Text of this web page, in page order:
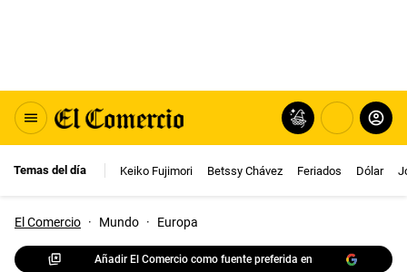
Temas del día Keiko Fujimori Betssy Chávez Feriados Dólar
El Comercio · Mundo · Europa
Añadir El Comercio como fuente preferida en